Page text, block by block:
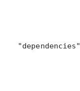
"dependencies"